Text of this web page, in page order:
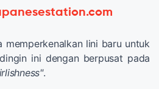
memperkenalkan lini baru untuk
ini dengan berpusat pada
.